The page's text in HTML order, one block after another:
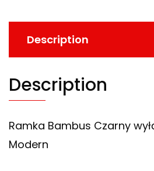
Description
Description
Ramka Bambus Czarny
Modern